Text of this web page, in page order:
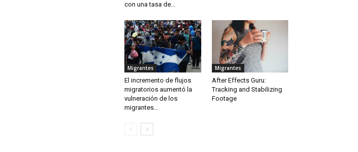
con una tasa de...
Migrantes
El incremento de flujos
migratorios aumentó la
vulneración de los
migrantes...
Migrantes
After Effects Guru:
Tracking and Stabilizing
Footage